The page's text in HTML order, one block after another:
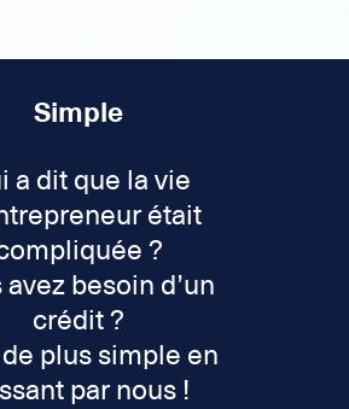
Simple
a dit que la vie
était
?
avez besoin d’un
crédit ?
plus simple en
par nous !